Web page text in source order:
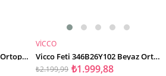
Vicco Feti 346B26Y102 Gri Ortopedik Günlük Işıklı Erkek Çocuk Spor Ayakkabı
SEPETE EKLE
VİCCO
Vicco Feti 346B26Y102 Beyaz Ortopedik Günlük Işıklı Erkek Çocuk Spor Ayakkabı
₺1.999,88
₺2.199,99